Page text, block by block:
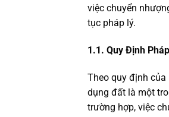
việc chuyển
tục pháp lý.
1.1. Quy Định
Theo quy định của
dụng đất là một
trường hợp, việc